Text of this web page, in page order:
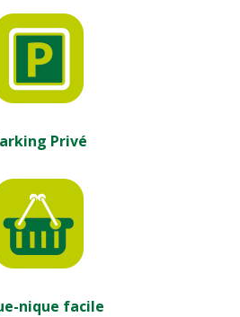
Privé
nique facile